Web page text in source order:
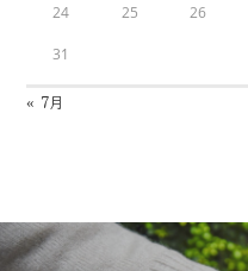
24 25 26
31
« 7月